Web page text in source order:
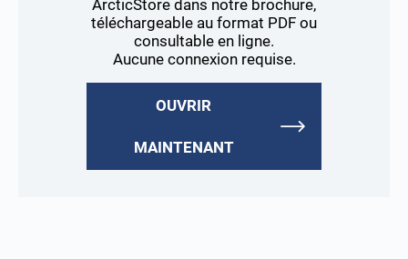
ArcticStore dans notre brochure,
téléchargeable au format PDF ou
consultable en ligne.
Aucune connexion requise.
OUVRIR
MAINTENANT